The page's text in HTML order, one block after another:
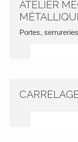
ATELIER
Portes,